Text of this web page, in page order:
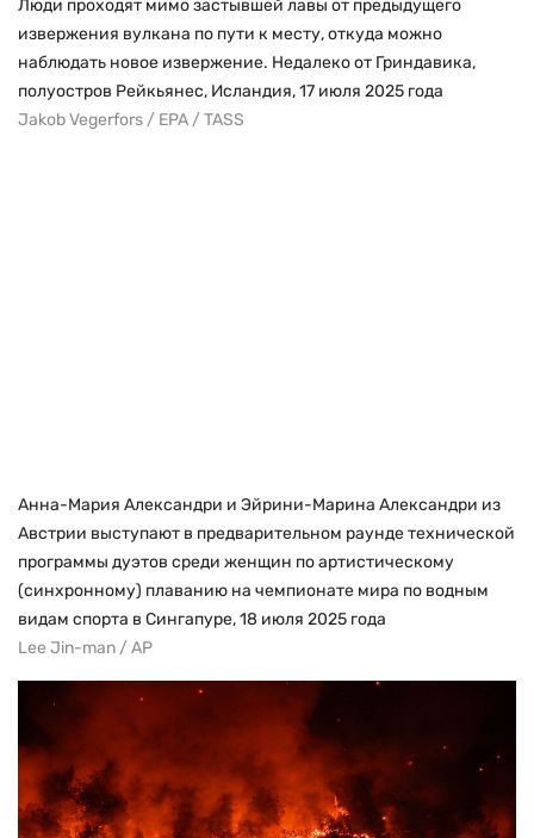
Люди проходят мимо застывшей лавы от предыдущего
извержения вулкана по пути к месту, откуда можно
наблюдать новое извержение. Недалеко от Гриндавика,
полуостров Рейкьянес, Исландия, 17 июля 2025 года
Jakob Vegerfors / EPA / TASS
Анна-Мария Александри и Эйрини-Марина Александри из
Австрии выступают в предварительном раунде технической
программы дуэтов среди женщин по артистическому
(синхронному) плаванию на чемпионате мира по водным
видам спорта в Сингапуре, 18 июля 2025 года
Lee Jin-man / AP